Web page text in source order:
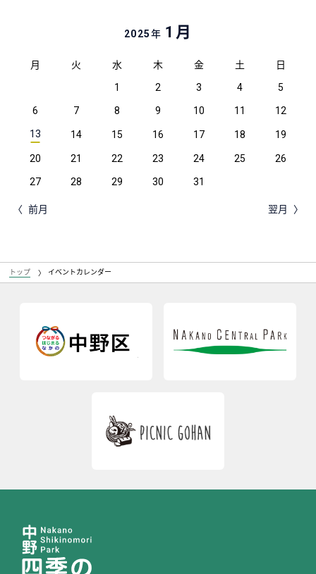
2025年 1 月
月 火 水 木 金 土 日
1 2 3 4 5
6 7 8 9 10 11 12
13 14 15 16 17 18 19
20 21 22 23 24 25 26
27 28 29 30 31
前月 翌月
トップ イベントカレンダー